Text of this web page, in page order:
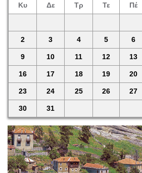
Κυ Δε Τρ Τε Πέ
2 3 4 5 6
9 10 11 12 13
16 17 18 19 20
23 24 25 26 27
30 31